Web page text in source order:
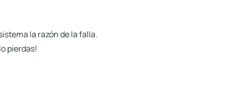
la razón de la falla.
pierdas!